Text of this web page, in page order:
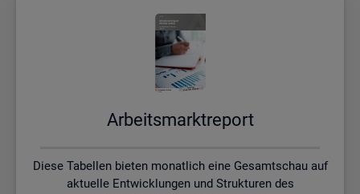
Ar­beits­markt­re­port
Diese Tabellen bieten monatlich eine Gesamtschau auf
aktuelle Entwicklungen und Strukturen des